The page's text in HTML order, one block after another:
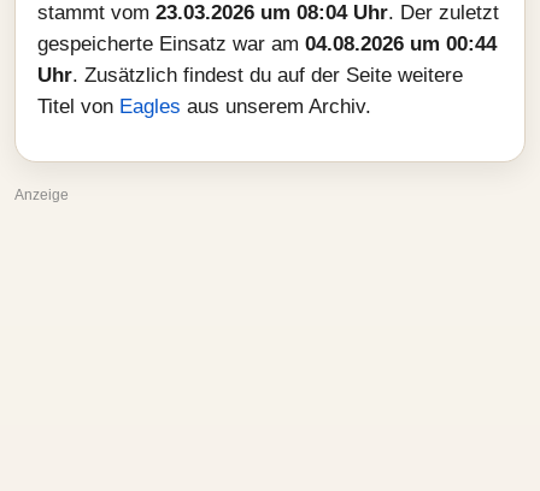
stammt vom 23.03.2026 um 08:04 Uhr. Der zuletzt
gespeicherte Einsatz war am 04.08.2026 um 00:44
Uhr. Zusätzlich findest du auf der Seite weitere
Titel von Eagles aus unserem Archiv.
Anzeige